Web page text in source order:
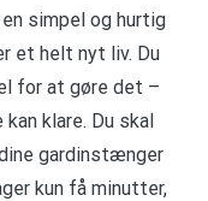
simpel og hurtig
et helt nyt liv. Du
for at gøre det –
klare. Du skal
gardinstænger
kun få minutter,